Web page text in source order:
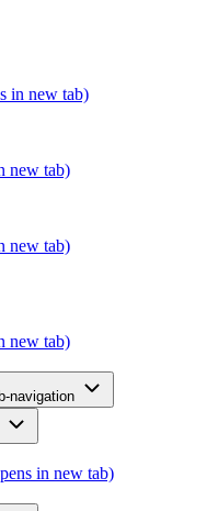
in new tab)
new tab)
new tab)
new tab)
navigation
in new tab)